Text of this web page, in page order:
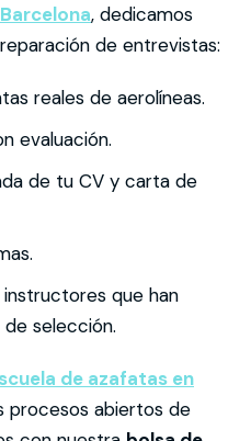
, dedicamos
de entrevistas:
reales de aerolíneas.
evaluación.
de tu CV y carta de
que han
selección.
de azafatas en
procesos abiertos de